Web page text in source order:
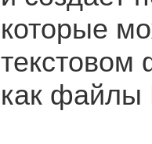
которые
текстовом
как файлы